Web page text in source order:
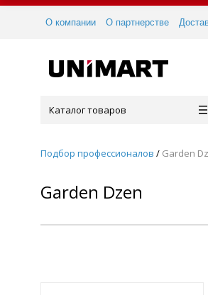
О компании О партнерстве
Каталог товаров
Подбор профессионалов / Garden
Garden Dzen